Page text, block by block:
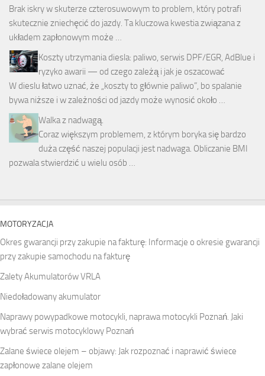
Brak iskry w skuterze czterosuwowym to problem, który potrafi
skutecznie zniechęcić do jazdy. Ta kluczowa kwestia związana z
układem zapłonowym może …
Koszty utrzymania diesla: paliwo, serwis DPF/EGR, AdBlue i
ryzyko awarii — od czego zależą i jak je oszacować
W dieslu łatwo uznać, że „koszty to głównie paliwo”, bo spalanie
bywa niższe i w zależności od jazdy może wynosić około …
Walka z nadwagą.
Coraz większym problemem, z którym boryka się bardzo
duża część naszej populacji jest nadwaga. Obliczanie BMI
pozwala stwierdzić u wielu osób …
MOTORYZACJA
Okres gwarancji przy zakupie na fakturę: Informacje o okresie gwarancji
przy zakupie samochodu na fakturę
Zalety Akumulatorów VRLA
Niedoładowany akumulator
Naprawy powypadkowe motocykli, naprawa motocykli Poznań. Jaki
wybrać serwis motocyklowy Poznań
Zalane świece olejem – objawy: Jak rozpoznać i naprawić świece
zapłonowe zalane olejem